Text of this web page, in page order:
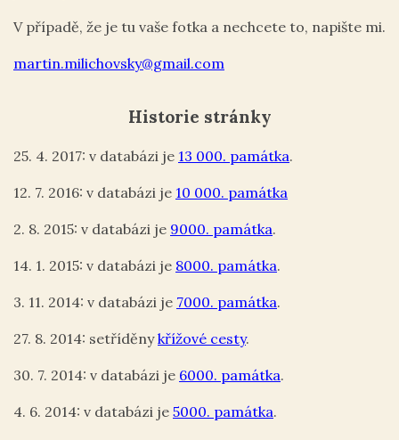
V případě, že je tu vaše fotka a nechcete to, napište mi.
martin.milichovsky@gmail.com
Historie stránky
25. 4. 2017: v databázi je 13 000. památka.
12. 7. 2016: v databázi je 10 000. památka
2. 8. 2015: v databázi je 9000. památka.
14. 1. 2015: v databázi je 8000. památka.
3. 11. 2014: v databázi je 7000. památka.
27. 8. 2014: setříděnykřížové cesty.
30. 7. 2014: v databázi je 6000. památka.
4. 6. 2014: v databázi je 5000. památka.